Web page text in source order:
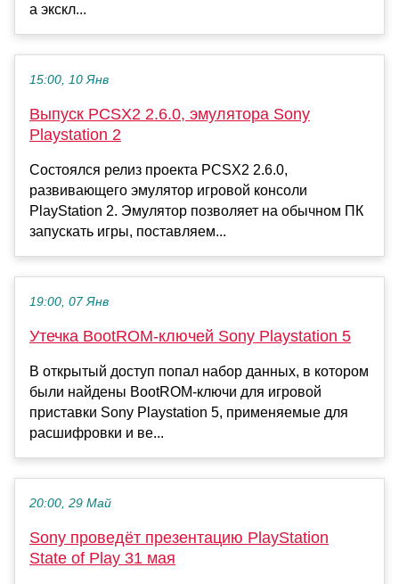
а экскл...
15:00, 10 Янв
Выпуск PCSX2 2.6.0, эмулятора Sony
Playstation 2
Состоялся релиз проекта PCSX2 2.6.0,
развивающего эмулятор игровой консоли
PlayStation 2. Эмулятор позволяет на обычном ПК
запускать игры, поставляем...
19:00, 07 Янв
Утечка BootROM-ключей Sony Playstation 5
В открытый доступ попал набор данных, в котором
были найдены BootROM-ключи для игровой
приставки Sony Playstation 5, применяемые для
расшифровки и ве...
20:00, 29 Май
Sony проведёт презентацию PlayStation
State of Play 31 мая